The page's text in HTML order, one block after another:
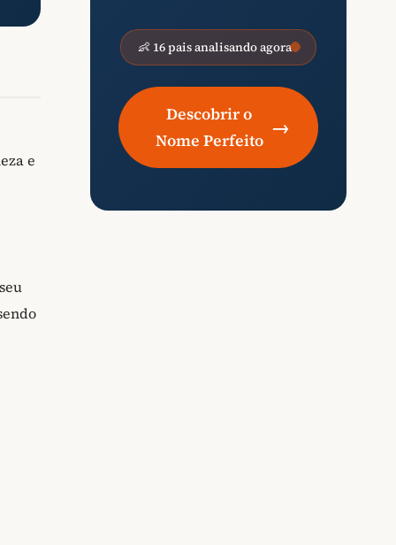
e
👶 16 pais analisando agora
Descobrir o
Nome Perfeito
→